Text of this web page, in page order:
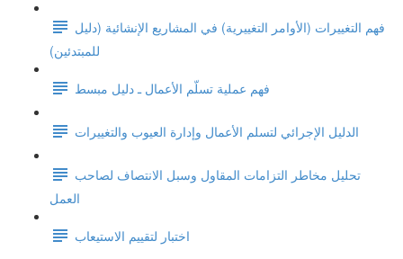
فهم التغييرات (الأوامر التغييرية) في المشاريع الإنشائية (دليل
للمبتدئين)
فهم عملية تسلّم الأعمال ـ دليل مبسط
الدليل الإجرائي لتسلم الأعمال وإدارة العيوب والتغييرات
تحليل مخاطر التزامات المقاول وسبل الانتصاف لصاحب
العمل
اختبار لتقييم الاستيعاب